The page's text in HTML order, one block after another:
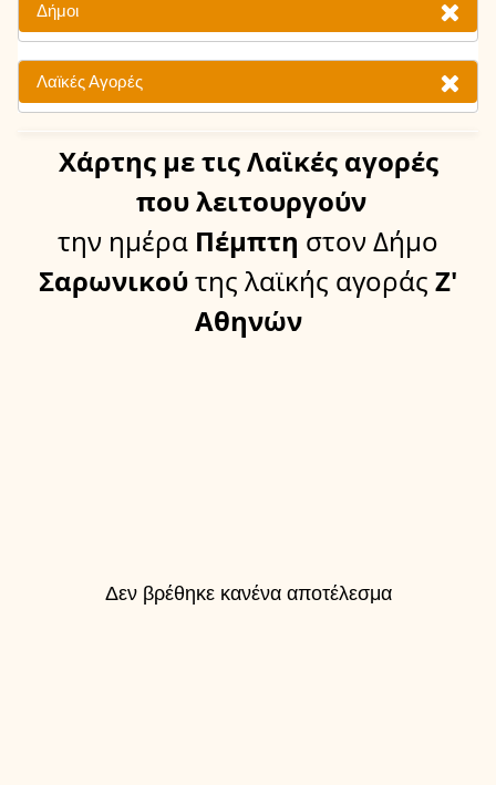
Δήμοι
Λαϊκές Αγορές
Χάρτης με τις Λαϊκές αγορές
που λειτουργούν
την ημέρα Πέμπτη στον Δήμο
Σαρωνικούτης λαϊκής αγοράς Ζ'
Αθηνών
Δεν βρέθηκε κανένα αποτέλεσμα